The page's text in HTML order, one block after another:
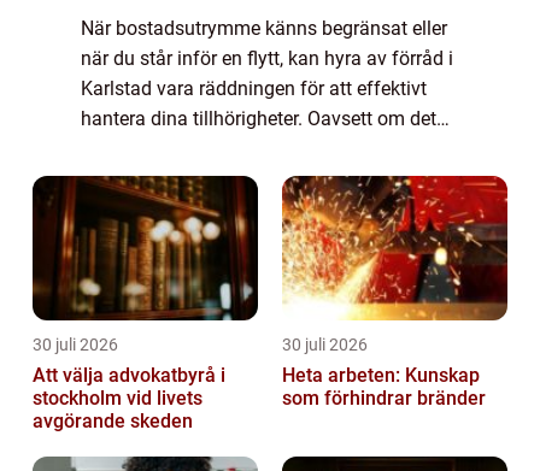
När bostadsutrymme känns begränsat eller
när du står inför en flytt, kan hyra av förråd i
Karlstad vara räddningen för att effektivt
hantera dina tillhörigheter. Oavsett om det
30 juli 2026
Att välja advokatbyrå i
stockholm vid livets
avgörande skeden
30 juli 2026
Heta arbeten: Kunskap
som förhindrar bränder